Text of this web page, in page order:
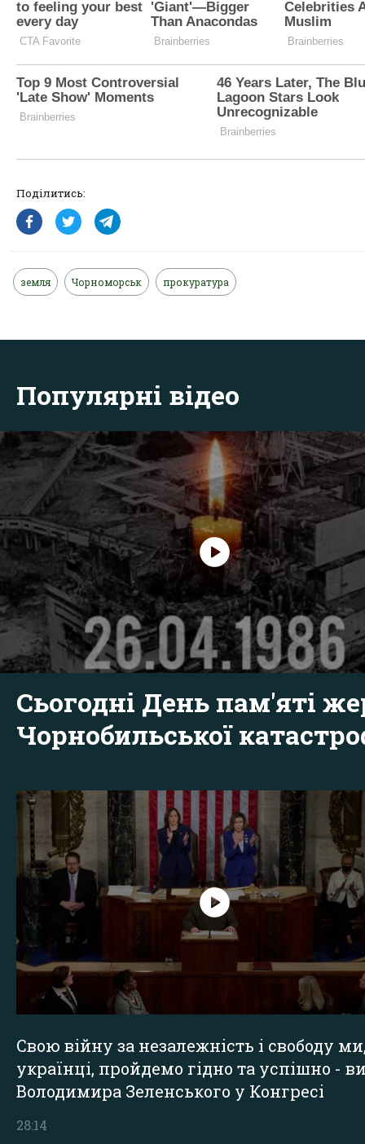
Поділитись:
земля Чорноморськ прокуратура
Популярні відео
Сьогодні День пам'яті
Чорнобильської
Свою війну за незалежність і свободу
українці, пройдемо гідно та успішно -
Володимира Зеленського у Конгресі
28:14